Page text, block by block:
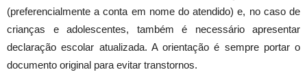
(preferencialmente a conta em nome do atendido) e, no caso de
crianças e adolescentes, também é necessário apresentar
declaração escolar atualizada. A orientação é sempre portar o
documento original para evitar transtornos.